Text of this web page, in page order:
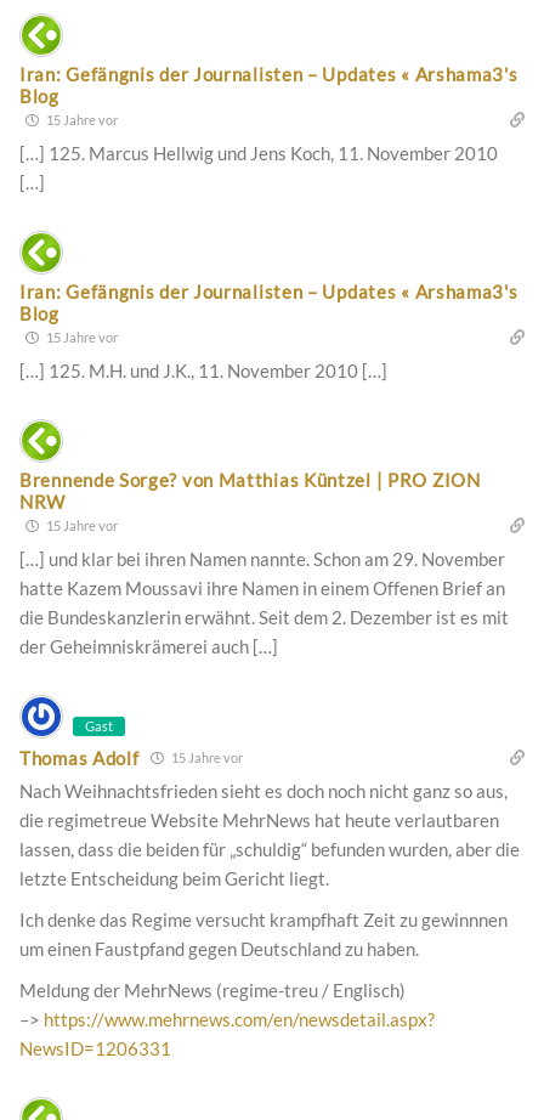
Iran: Gefängnis der Journalisten – Updates « Arshama3's
Blog
15 Jahre vor
[…] 125. Marcus Hellwig und Jens Koch, 11. November 2010
[…]
Iran: Gefängnis der Journalisten – Updates « Arshama3's
Blog
15 Jahre vor
[…] 125. M.H. und J.K., 11. November 2010 […]
Brennende Sorge? von Matthias Küntzel | PRO ZION
NRW
15 Jahre vor
[…] und klar bei ihren Namen nannte. Schon am 29. November
hatte Kazem Moussavi ihre Namen in einem Offenen Brief an
die Bundeskanzlerin erwähnt. Seit dem 2. Dezember ist es mit
der Geheimniskrämerei auch […]
Gast
Thomas Adolf 15 Jahre vor
Nach Weihnachtsfrieden sieht es doch noch nicht ganz so aus,
die regimetreue Website MehrNews hat heute verlautbaren
lassen, dass die beiden für „schuldig“ befunden wurden, aber die
letzte Entscheidung beim Gericht liegt.
Ich denke das Regime versucht krampfhaft Zeit zu gewinnnen
um einen Faustpfand gegen Deutschland zu haben.
Meldung der MehrNews (regime-treu / Englisch)
–> https://www.mehrnews.com/en/newsdetail.aspx?
NewsID=1206331